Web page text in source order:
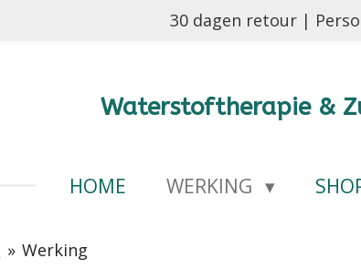
30 dagen retour |
Waterstoftherapie &
HOME WERKING
» Werking